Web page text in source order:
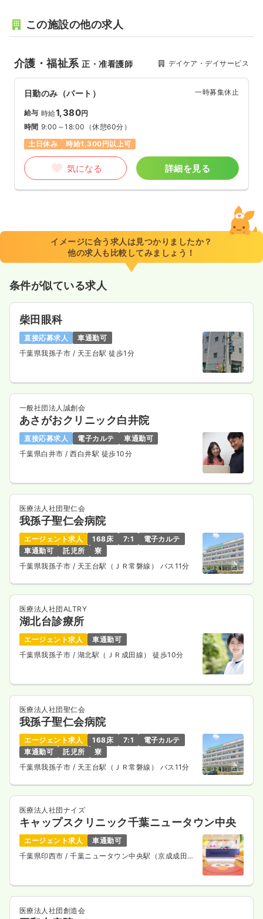
この施設の他の求人
介護・福祉系正・准看護師 デイケア・デイサービス
日勤のみ（パート） 一時募集休止
給与 時給1,380円
時間 9:00～18:00 （休憩60分）
土日休み
時給1,300円以上可
気になる 詳細を見る
イメージに合う求人は見つかりましたか？
他の求人も比較してみましょう！
条件が似ている求人
柴田眼科
直接応募求人
車通勤可
千葉県我孫子市 / 天王台駅 徒歩1分
一般社団法人誠創会
あさがおクリニック白井院
直接応募求人 電子カルテ
車通勤可
千葉県白井市 / 西白井駅 徒歩10分
医療法人社団聖仁会
我孫子聖仁会病院
エージェント求人 168床 7:1
電子カルテ
車通勤可
託児所
寮
千葉県我孫子市 / 天王台駅（ＪＲ常磐線） バス11分
医療法人社団ALTRY
湖北台診療所
エージェント求人
車通勤可
千葉県我孫子市 / 湖北駅（ＪＲ成田線） 徒歩10分
医療法人社団聖仁会
我孫子聖仁会病院
エージェント求人 168床 7:1
電子カルテ
車通勤可
託児所
寮
千葉県我孫子市 / 天王台駅（ＪＲ常磐線） バス11分
医療法人社団ナイズ
キャップスクリニック千葉ニュータウン中央
エージェント求人
車通勤可
千葉県印西市 / 千葉ニュータウン中央駅（京成成田空
医療法人社団創造会